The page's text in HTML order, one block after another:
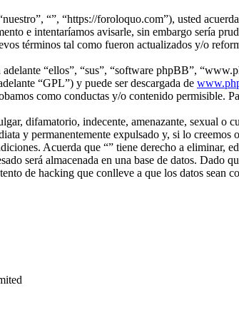
“”, “https://foroloquo.com”), usted
e intentaríamos avisarle, sin embargo sería
términos tal como fueron actualizados y/o
“ellos”, “sus”, “software phpBB”,
“GPL”) y puede ser descargada de
como conductas y/o contenido permisible.
difamatorio, indecente, amenazante, sexual o
y permanentemente expulsado y, si lo
Acuerda que “” tiene derecho a
será almacenada en una base de datos.
de hacking que conlleve a que los datos sean